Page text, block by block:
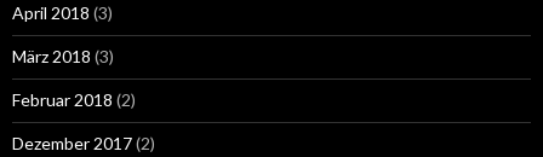
April 2018 (3)
März 2018 (3)
Februar 2018 (2)
Dezember 2017(2)